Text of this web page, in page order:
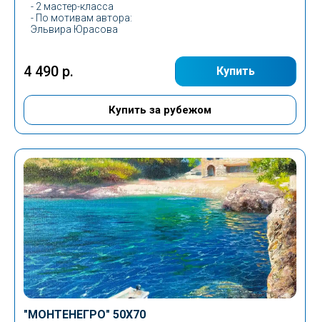
- 2 мастер-класса
- По мотивам автора:
Эльвира Юрасова
Купить
4 490 р.
Купить за рубежом
"МОНТЕНЕГРО" 50Х70